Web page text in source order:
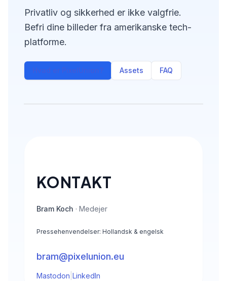
Privatliv og sikkerhed er ikke valgfrie.
Befri dine billeder fra amerikanske tech-
platforme.
Hvad er PixelUnion? Assets FAQ
KONTAKT
Bram Koch · Medejer
Pressehenvendelser: Hollandsk & engelsk
bram@pixelunion.eu
Mastodon LinkedIn